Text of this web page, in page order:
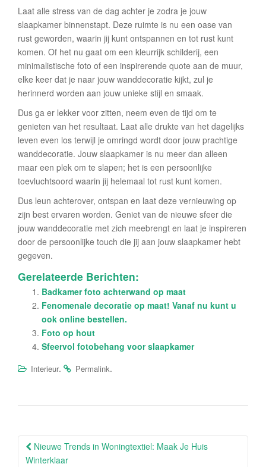
Laat alle stress van de dag achter je zodra je jouw
slaapkamer binnenstapt. Deze ruimte is nu een oase van
rust geworden, waarin jij kunt ontspannen en tot rust kunt
komen. Of het nu gaat om een kleurrijk schilderij, een
minimalistische foto of een inspirerende quote aan de muur,
elke keer dat je naar jouw wanddecoratie kijkt, zul je
herinnerd worden aan jouw unieke stijl en smaak.
Dus ga er lekker voor zitten, neem even de tijd om te
genieten van het resultaat. Laat alle drukte van het dagelijks
leven even los terwijl je omringd wordt door jouw prachtige
wanddecoratie. Jouw slaapkamer is nu meer dan alleen
maar een plek om te slapen; het is een persoonlijke
toevluchtsoord waarin jij helemaal tot rust kunt komen.
Dus leun achterover, ontspan en laat deze vernieuwing op
zijn best ervaren worden. Geniet van de nieuwe sfeer die
jouw wanddecoratie met zich meebrengt en laat je inspireren
door de persoonlijke touch die jij aan jouw slaapkamer hebt
gegeven.
Gerelateerde Berichten:
Badkamer foto achterwand op maat
Fenomenale decoratie op maat! Vanaf nu kunt u
ook online bestellen.
Foto op hout
Sfeervol fotobehang voor slaapkamer
Interieur. Permalink.
Berichtnavigatie
Nieuwe Trends in Woningtextiel: Maak Je Huis
Winterklaar